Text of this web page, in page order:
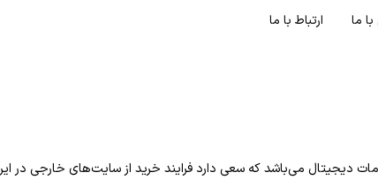
ما ارتباط با ما
دیجیتال می‌باشد که سعی دارد فرایند خرید از سایت‌های خارجی در